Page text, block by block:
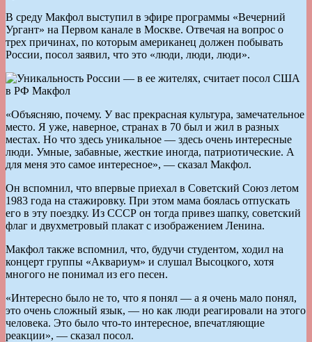
В среду Макфол выступил в эфире программы «Вечерний
Ургант» на Первом канале в Москве. Отвечая на вопрос о
трех причинах, по которым американец должен побывать
России, посол заявил, что это «люди, люди, люди».
«Объясняю, почему. У вас прекрасная культура, замечательное
место. Я уже, наверное, странах в 70 был и жил в разных
местах. Но что здесь уникальное — здесь очень интересные
люди. Умные, забавные, жесткие иногда, патриотические. А
для меня это самое интересное», — сказал Макфол.
Он вспомнил, что впервые приехал в Советский Союз летом
1983 года на стажировку. При этом мама боялась отпускать
его в эту поездку. Из СССР он тогда привез шапку, советский
флаг и двухметровый плакат с изображением Ленина.
Макфол также вспомнил, что, будучи студентом, ходил на
концерт группы «Аквариум» и слушал Высоцкого, хотя
многого не понимал из его песен.
«Интересно было не то, что я понял — а я очень мало понял,
это очень сложный язык, — но как люди реагировали на этого
человека. Это было что-то интересное, впечатляющие
реакции», — сказал посол.